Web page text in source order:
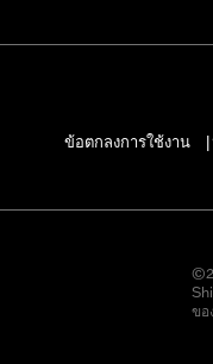
ข้อตกลงการใช้งาน
ขอ